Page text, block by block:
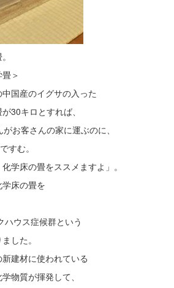
＞
中国産のイグサの入った
30キロとすれば、
お客さんの家に運ぶのに、
すむ。
学床の畳をススメますよ」。
床の畳を
ハウス症候群という
した。
建材に使われている
物質が揮発して、